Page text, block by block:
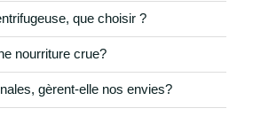
que choisir ?
nourriture crue?
gèrent-elle nos envies?